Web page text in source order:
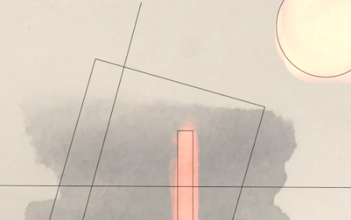
TIMA | traces
EXPO | Gestolde beweging
TIMA | (re)shaping time | stol de tijd
TIMA | evolution
Fitting things in | omgekeerde tijd